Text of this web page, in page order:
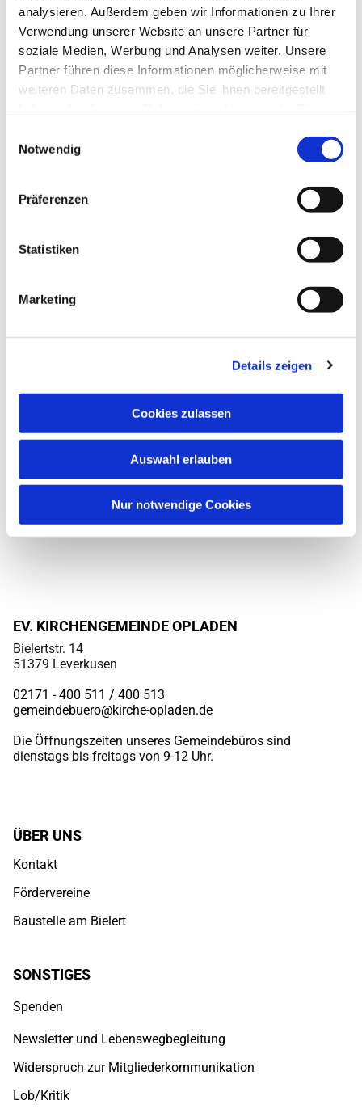
analysieren. Außerdem geben wir Informationen zu Ihrer
Verwendung unserer Website an unsere Partner für
soziale Medien, Werbung und Analysen weiter. Unsere
Partner führen diese Informationen möglicherweise mit
weiteren Daten zusammen, die Sie ihnen bereitgestellt
Notwendig
Präferenzen
Statistiken
Marketing
Details zeigen
Cookies zulassen
Auswahl erlauben
Nur notwendige Cookies
Dies könnte Sie auch
EV. KIRCHENGEMEINDE OPLADEN
Bielertstr. 14
51379 Leverkusen
02171 - 400 511 / 400 513
gemeindebuero@kirche-opladen.de
Die Öffnungszeiten unseres Gemeindebüros sind
dienstags bis freitags von 9-12 Uhr.
ÜBER UNS
Kontakt
Fördervereine
Baustelle am Bielert
SONSTIGES
Spenden
Newsletter und Lebenswegbegleitung
Widerspruch zur Mitgliederkommunikation
Lob/Kritik